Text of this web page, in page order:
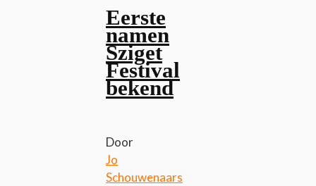
Eerste
namen
Sziget
Festival
bekend
Door
Jo
Schouwenaars